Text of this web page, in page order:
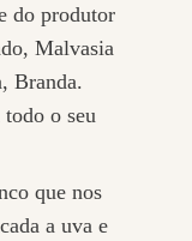
do produtor
Malvasia
Branda.
o seu
que nos
a uva e